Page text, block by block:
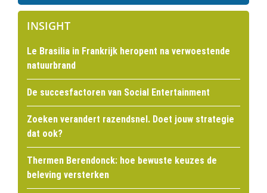
INSIGHT
Le Brasilia in Frankrijk heropent na verwoestende
natuurbrand
De succesfactoren van Social Entertainment
Zoeken verandert razendsnel. Doet jouw strategie
dat ook?
Thermen Berendonck: hoe bewuste keuzes de
beleving versterken